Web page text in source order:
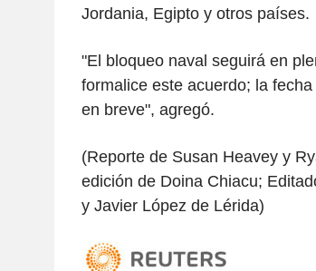
Jordania, Egipto y otros países.
"El bloqueo naval seguirá en
formalice este acuerdo; la
en breve", agregó.
(Reporte de Susan Heavey y
edición de Doina Chiacu;
y Javier López de Lérida)